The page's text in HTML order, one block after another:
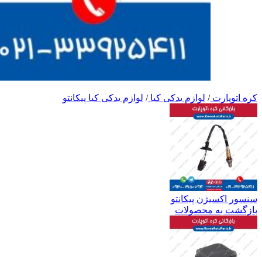
کره اتوپارت/ لوازم یدکی کیا/ لوازم یدکی کیا پیکانتو
سنسور اکسیژن پیکانتو
بازگشت به محصولات